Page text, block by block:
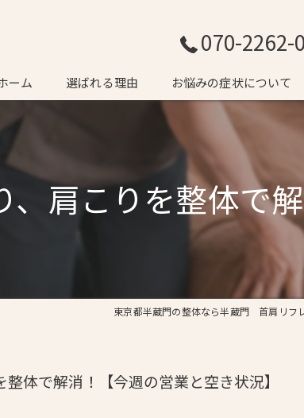
070-2262-
ーム 選ばれる理由 お悩みの症状について
肩こりを整体で
東京都半蔵門の整体なら半蔵門 首肩リフ
体で解消！【今週の営業と空き状況】